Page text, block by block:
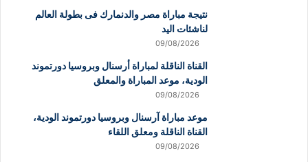
نتيجة مباراة مصر والدنمارك فى بطولة العالم
لناشئات اليد
09/08/2026
القناة الناقلة لمباراة أرسنال وبروسيا دورتموند
الودية، موعد المباراة والمعلق
09/08/2026
موعد مباراة آرسنال وبروسيا دورتموند الودية،
القناة الناقلة ومعلق اللقاء
09/08/2026